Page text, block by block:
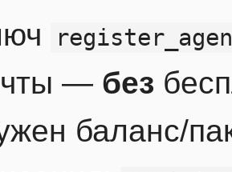
— без
баланс/